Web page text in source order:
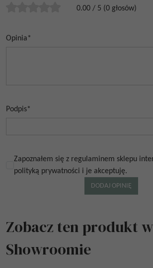
0.00 / 5 (0 głosów)
Opinia*
Podpis*
Zapoznałem się z regulaminem sklepu
polityką prywatności i je akceptuję.
Zobacz ten produkt w
Showroomie